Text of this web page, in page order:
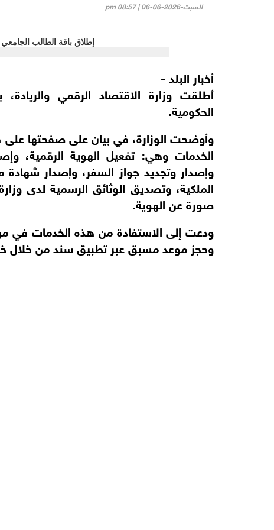
السبت-2026-06-06 | 08:57 pm
أخبار البلد -
أطلقت وزارة الاقتصاد الرقمي
الحكومية.
وأوضحت الوزارة، في بيان على صفحتها
الخدمات وهي: تفعيل الهوية الرقمية،
وإصدار وتجديد جواز السفر، وإصدار
الملكية، وتصديق الوثائق الرسمية لدى
صورة عن الهوية.
ودعت إلى الاستفادة من هذه الخدمات في
وحجز موعد مسبق عبر تطبيق سند من خلال